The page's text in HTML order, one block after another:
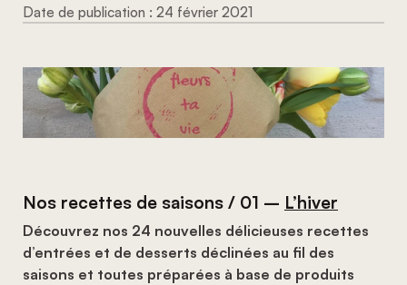
24 février 2021
Nos recettes de saisons / 01 – L’hiver
Découvrez nos 24 nouvelles délicieuses recettes
d’entrées et de desserts déclinées au fil des
saisons et toutes préparées à base de produits